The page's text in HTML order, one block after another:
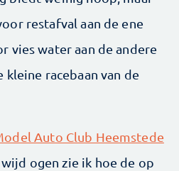
restafval aan de ene
vies water aan de andere
racebaan van de
Auto Club Heemstede
ogen zie ik hoe de op